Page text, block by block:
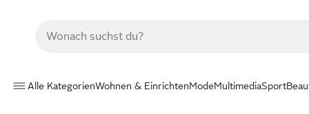
Alle KategorienWohnen & EinrichtenModeMultimediaSport